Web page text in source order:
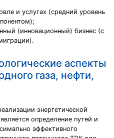
и услугах (средний уровень
(инновационный) бизнес (с
аспекты
газа, нефти,
энергетической
определение путей и
эффективного